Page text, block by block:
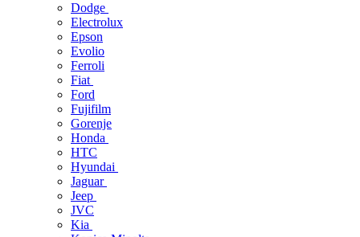
Dodge
Electrolux
Epson
Evolio
Ferroli
Fiat
Ford
Fujifilm
Gorenje
Honda
HTC
Hyundai
Jaguar
Jeep
JVC
Kia